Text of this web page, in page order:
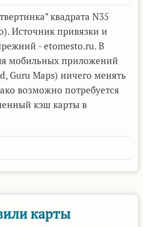
квадрата N35
Источник привязки и
- etomesto.ru. В
мобильных приложений
Guru Maps) ничего менять
возможно потребуется
кэш карты в
карты